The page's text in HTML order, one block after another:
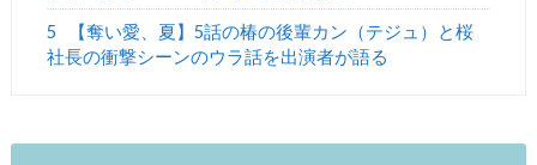
5
【奪い愛、夏】5話の椿の後輩カン（テジュ）と桜
社長の衝撃シーンのウラ話を出演者が語る